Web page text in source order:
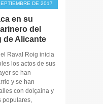
DE 2017
en su
del
de Alicante
Raval Roig inicia
los actos de sus
se han
y se han
con dolçaina y
populares,